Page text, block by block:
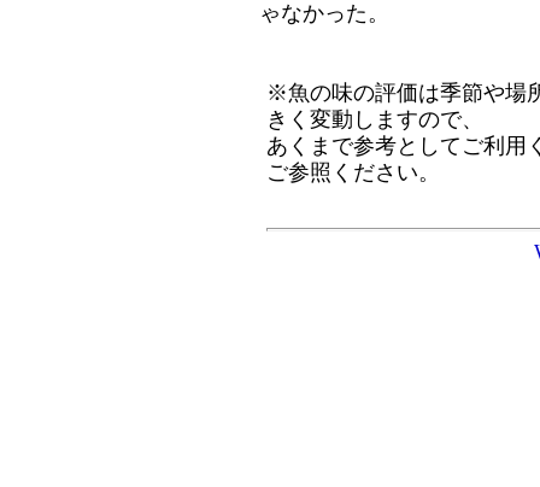
ゃなかった。
※魚の味の評価は季節や場
きく変動しますので、
あくまで参考としてご利
ご参照ください。